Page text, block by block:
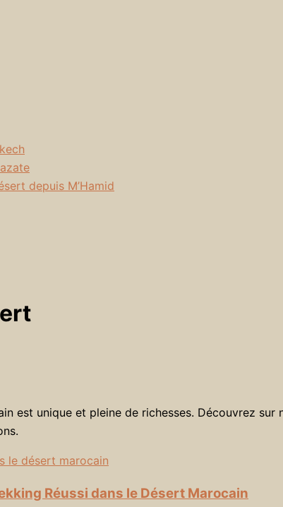
depuis M’Hamid
est unique et pleine de richesses. Découvrez
Réussi dans le Désert Marocain